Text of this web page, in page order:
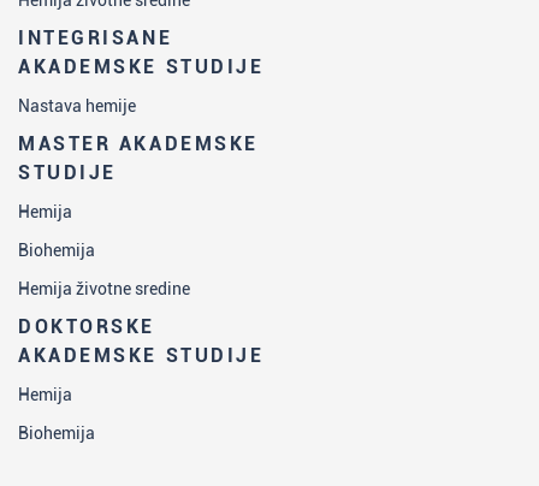
INTEGRISANE
AKADEMSKE STUDIJE
Nastava hemije
MASTER AKADEMSKE
STUDIJE
Hemija
Biohemija
Hemija životne sredine
DOKTORSKE
AKADEMSKE STUDIJE
Hemija
Biohemija